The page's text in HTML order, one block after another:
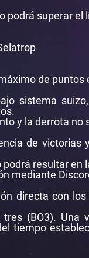
podrá superar el
de puntos
sistema
y la derrota no
de victorias
resultar en
mediante
directa con
(BO3). Una
tiempo